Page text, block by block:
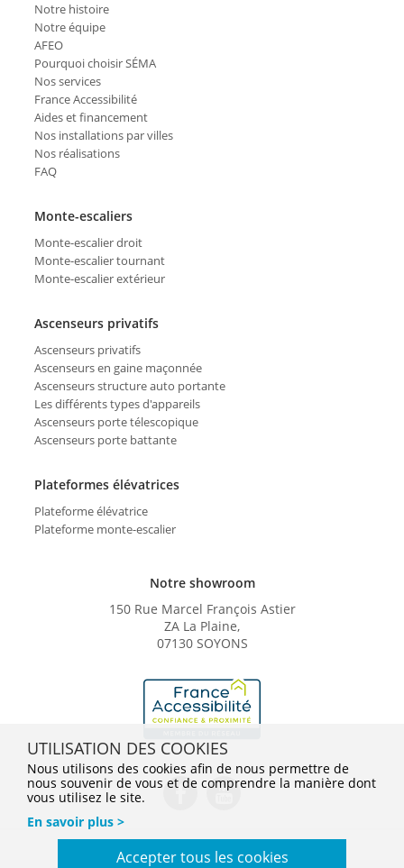
Notre showroom
150 Rue Marcel François Astier
ZA La Plaine,
07130 SOYONS
Notre histoire
Notre équipe
AFEO
Pourquoi choisir SÉMA
Nos services
France Accessibilité
Aides et financement
Nos installations par villes
Nos réalisations
FAQ
Monte-escaliers
Monte-escalier droit
Monte-escalier tournant
Monte-escalier extérieur
Ascenseurs privatifs
Ascenseurs privatifs
Ascenseurs en gaine maçonnée
Ascenseurs structure auto portante
Les différents types d'appareils
Ascenseurs porte télescopique
Ascenseurs porte battante
Plateformes élévatrices
Plateforme élévatrice
Plateforme monte-escalier
Conditions Générales de Vente
Mentions légales
UTILISATION DES COOKIES
Nous utilisons des cookies afin de nous permettre de
nous souvenir de vous et de comprendre la manière dont
vous utilisez le site.
En savoir plus >
Accepter tous les cookies